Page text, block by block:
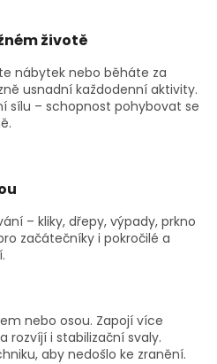
životě
nábytek nebo běháte za
usnadní každodenní aktivity.
sílu – schopnost pohybovat se
– kliky, dřepy, výpady, prkno
začátečníky i pokročilé a
nebo osou. Zapojí více
rozvíjí i stabilizační svaly.
aby nedošlo ke zranění.